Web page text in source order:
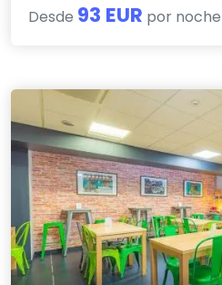
Desde 93 EUR por noche